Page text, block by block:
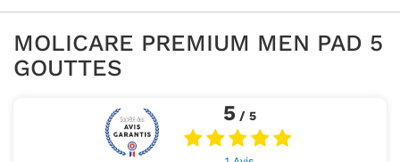
MOLICARE PREMIUM MEN PAD 5
GOUTTES
5 / 5